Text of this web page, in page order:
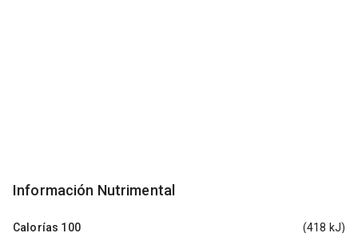
Información Nutrimental
Calorías 100 (418 kJ)